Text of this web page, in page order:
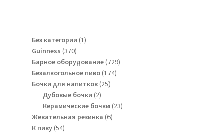
Без категории 11
Guinness 370370
товаров
Барное оборудование 729729
Безалкогольное пиво 174174
Бочки для напитков 2525
Дубовые бочки 22
товара
Керамические бочки 2323
Жевательная резинка 66
К пиву 5454